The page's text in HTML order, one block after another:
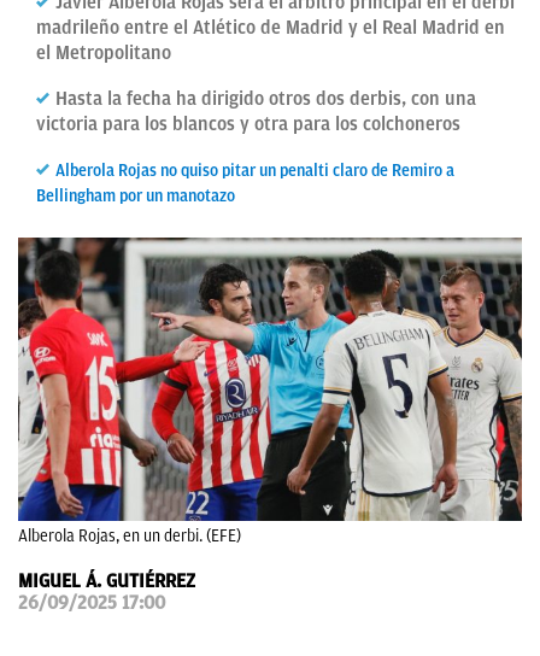
FICHAJES
DIRECTO
FEMENINO
OKDIARIO
madrileño entre el Atlético de Madrid y el Real Madrid en
el Metropolitano
Hasta la fecha ha dirigido otros dos derbis, con una
victoria para los blancos y otra para los colchoneros
Alberola Rojas no quiso pitar un penalti claro de Remiro a
Bellingham por un manotazo
Alberola Rojas, en un derbi. (EFE)
MIGUEL Á. GUTIÉRREZ
26/09/2025 17:00